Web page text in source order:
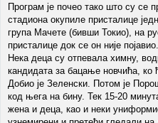
Програм је почео тако што су се
стадиона окупиле присталице
група Мачете (бивши Токио), на
присталице док се он није
Нека деца су отпевала химну,
кандидата за бацање новчића, ко
Добио је Зеленски. Потом је
код њега на бину. Тек 15-20
жена и деца, као и неки